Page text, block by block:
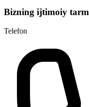
Bizning ijtimoiy
Telefon